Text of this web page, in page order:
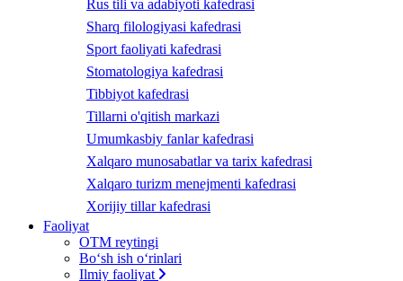
Rus tili va adabiyoti kafedrasi
Sharq filologiyasi kafedrasi
Sport faoliyati kafedrasi
Stomatologiya kafedrasi
Tibbiyot kafedrasi
Tillarni o'qitish markazi
Umumkasbiy fanlar kafedrasi
Xalqaro munosabatlar va tarix kafedrasi
Xalqaro turizm menejmenti kafedrasi
Xorijiy tillar kafedrasi
Faoliyat
OTM reytingi
Bo‘sh ish o‘rinlari
Ilmiy faoliyat